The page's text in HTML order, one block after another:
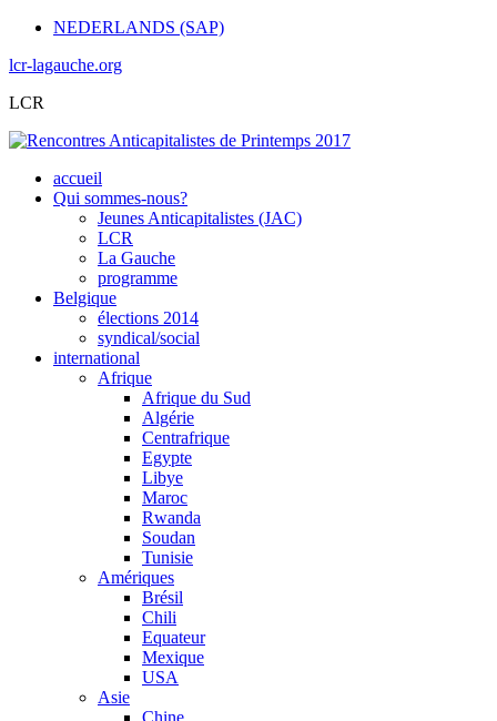
NEDERLANDS (SAP)
lcr-lagauche.org
LCR
accueil
Qui sommes-nous?
Jeunes Anticapitalistes (JAC)
LCR
La Gauche
programme
Belgique
élections 2014
syndical/social
international
Afrique
Afrique du Sud
Algérie
Centrafrique
Egypte
Libye
Maroc
Rwanda
Soudan
Tunisie
Amériques
Brésil
Chili
Equateur
Mexique
USA
Asie
Chine